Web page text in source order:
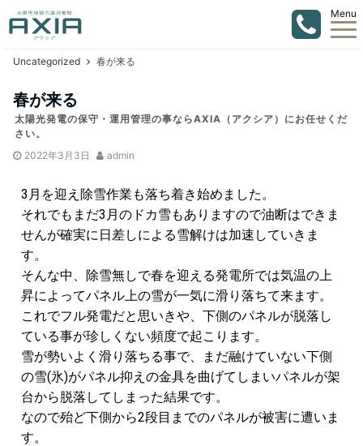
Menu
Uncategorized 春が来る
春が来る
太陽光発電の保守・運用管理の事ならAXIA（アクシア）にお任せくだ
さい。
2022年3月3日
admin
3月を迎え除雪作業も落ち着き始めました。
それでもまだ3月のドカ雪もありますので油断はできま
せんが確実に日差しによる雪解けは加速していきま
す。
そんな中、除雪無しで春を迎える発電所では気温の上
昇によってパネル上の雪が一気に滑り落ちて来ます。
これでフル発電だと思いきや、下側のパネルが脱落し
ている事が珍しくない頻度で起こります。
雪が勢いよく滑り落ちる事で、まだ融けていない下側
の雪(氷)がパネル抑えの金具を曲げてしまいパネルが架
台から脱落してしまった結果です。
なので殆ど下側から2段目までのパネルが被害に遭いま
す。